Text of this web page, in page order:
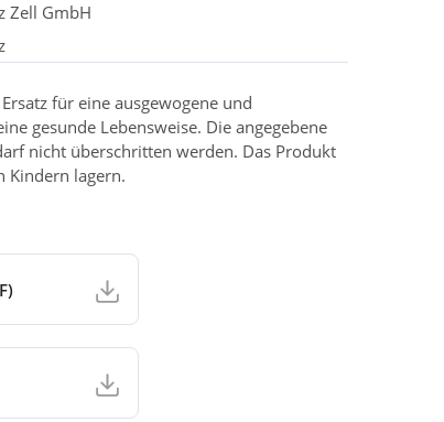
Zell GmbH
für eine ausgewogene und
gesunde Lebensweise. Die angegebene
nicht überschritten werden. Das Produkt
Kindern lagern.